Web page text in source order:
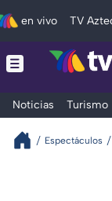
en vivo TV
Noticias Turismo
Espectáculos